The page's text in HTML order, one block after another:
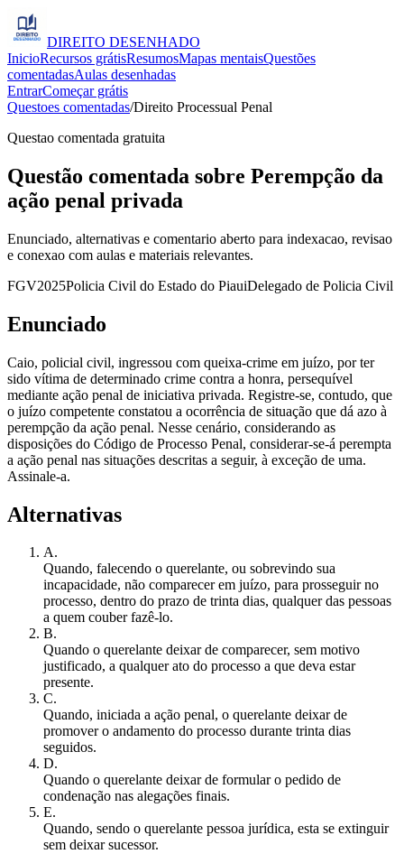
DIREITO DESENHADO
InicioRecursos grátisResumosMapas mentaisQuestões
comentadasAulas desenhadas
EntrarComeçar grátis
Questoes comentadas/Direito Processual Penal
Questao comentada gratuita
Questão comentada sobre Perempção da
ação penal privada
Enunciado, alternativas e comentario aberto para indexacao, revisao
e conexao com aulas e materiais relevantes.
FGV2025Policia Civil do Estado do PiauiDelegado de Policia Civil
Enunciado
Caio, policial civil, ingressou com queixa-crime em juízo, por ter
sido vítima de determinado crime contra a honra, persequível
mediante ação penal de iniciativa privada. Registre-se, contudo, que
o juízo competente constatou a ocorrência de situação que dá azo à
perempção da ação penal. Nesse cenário, considerando as
disposições do Código de Processo Penal, considerar-se-á perempta
a ação penal nas situações descritas a seguir, à exceção de uma.
Assinale-a.
Alternativas
A.
Quando, falecendo o querelante, ou sobrevindo sua
incapacidade, não comparecer em juízo, para prosseguir no
processo, dentro do prazo de trinta dias, qualquer das pessoas
a quem couber fazê-lo.
B.
Quando o querelante deixar de comparecer, sem motivo
justificado, a qualquer ato do processo a que deva estar
presente.
C.
Quando, iniciada a ação penal, o querelante deixar de
promover o andamento do processo durante trinta dias
seguidos.
D.
Quando o querelante deixar de formular o pedido de
condenação nas alegações finais.
E.
Quando, sendo o querelante pessoa jurídica, esta se extinguir
sem deixar sucessor.